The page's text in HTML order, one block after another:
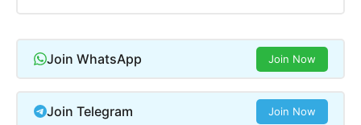
Join WhatsApp Join Now
Join Telegram Join Now